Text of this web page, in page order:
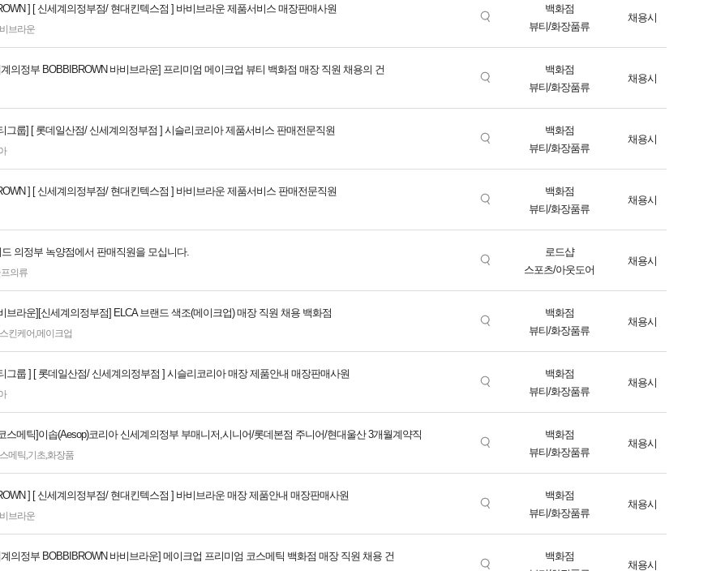
] [ 신세계의정부점/ 현대킨텍스점 ] 바비브라운 제품서비스 매장판매사원
브라운
백화점
뷰티/화장품류
채용시
계의정부 BOBBIBROWN 바비브라운] 프리미엄 메이크업 뷰티 백화점 매장 직원 채용의 건
백화점
뷰티/화장품류
채용시
그룹] [ 롯데일산점/ 신세계의정부점 ] 시슬리코리아 제품서비스 판매전문직원
백화점
뷰티/화장품류
채용시
] [ 신세계의정부점/ 현대킨텍스점 ] 바비브라운 제품서비스 판매전문직원
백화점
뷰티/화장품류
채용시
의정부 녹양점에서 판매직원을 모십니다.
의류
로드샵
스포츠/아웃도어
채용시
브라운][신세계의정부점] ELCA 브랜드 색조(메이크업) 매장 직원 채용 백화점
스킨케어,메이크업
백화점
뷰티/화장품류
채용시
그룹 ] [ 롯데일산점/ 신세계의정부점 ] 시슬리코리아 매장 제품안내 매장판매사원
백화점
뷰티/화장품류
채용시
스메틱]이솝(Aesop)코리아 신세계의정부 부매니저,시니어/롯데본점 주니어/현대울산 3개월계약직
메틱,기초,화장품
백화점
뷰티/화장품류
채용시
] [ 신세계의정부점/ 현대킨텍스점 ] 바비브라운 매장 제품안내 매장판매사원
브라운
백화점
뷰티/화장품류
채용시
계의정부 BOBBIBROWN 바비브라운] 메이크업 프리미엄 코스메틱 백화점 매장 직원 채용 건
백화점
채용시